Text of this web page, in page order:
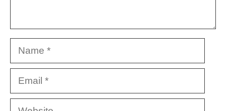
Name
Email
Website